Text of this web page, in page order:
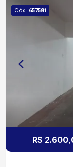
São Paulo O condomínio conta com: Piscina
adulto e
Playground
opção para
com quintal
Cód. 657581
R$